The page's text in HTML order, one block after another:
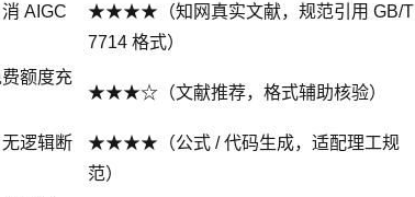
AIGC
★★★★（知网真实文献，规范引用 GB/T
7714 格式）
额度充
★★★☆（文献推荐，格式辅助核验）
逻辑断
★★★★（公式 / 代码生成，适配理工规
范）